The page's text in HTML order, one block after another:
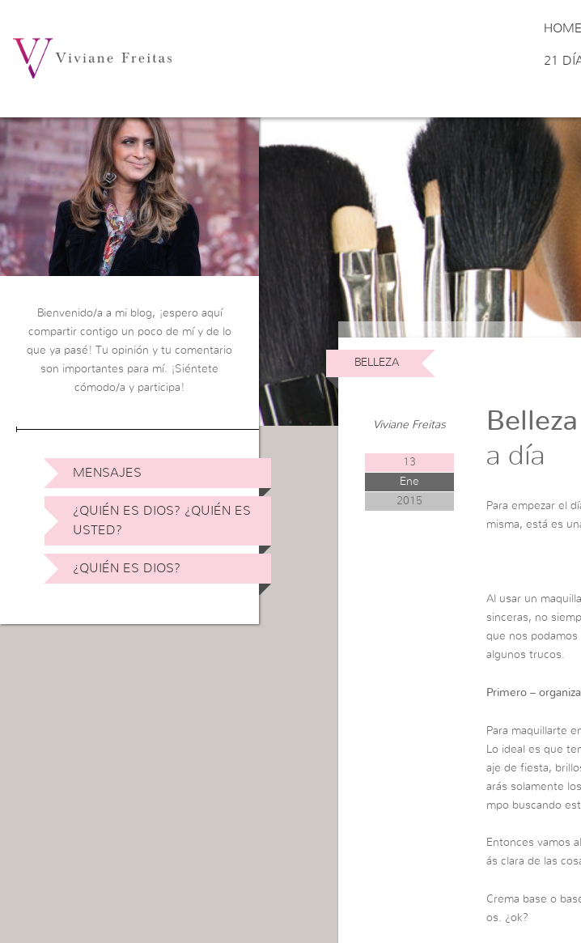
HOME
21
Bienvenido/a a mi blog, ¡espero aquí
compartir contigo un poco de mí y de lo
que ya pasé! Tu opinión y tu comentario
son importantes para mí. ¡Siéntete
cómodo/a y participa!
MENSAJES
¿QUIÉN ES DIOS? ¿QUIÉN ES
USTED?
¿QUIÉN ES DIOS?
BELLEZA
Viviane Freitas
13
Ene
2015
Belleza
a día
Para empezar el
misma, está es
Al usar un
sinceras, no
que nos podamos
algunos trucos.
Primero –
Para maquillarte
Lo ideal es que
aje de fiesta,
arás solamente
mpo buscando
Entonces vamos
ás clara de las
Crema base o
os. ¿ok?